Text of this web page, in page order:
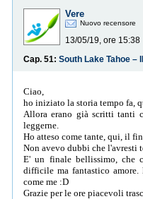
Vere
Nuovo recensore
13/05/19, ore 15:38
Cap. 51: South Lake Tahoe –
Ciao,
ho iniziato la storia tempo fa,
Allora erano già scritti tanti
leggerne.
Ho atteso come tante, qui, il
Non avevo dubbi che l'avresti
E' un finale bellissimo, che
difficile ma fantastico amore.
come me :D
Grazie per le ore piacevoli